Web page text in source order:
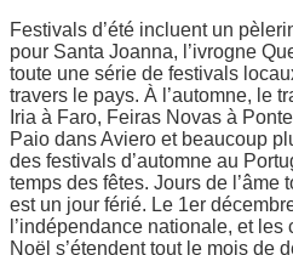
Festivals d’été incluent un
pour Santa Joanna, l’ivrogne
toute une série de festivals
travers le pays. À l’automne, le
Iria à Faro, Feiras Novas à
Paio dans Aviero et beaucoup
des festivals d’automne au
temps des fêtes. Jours de l’âme
est un jour férié. Le 1er
l’indépendance nationale, et
Noël s’étendent tout le mois de